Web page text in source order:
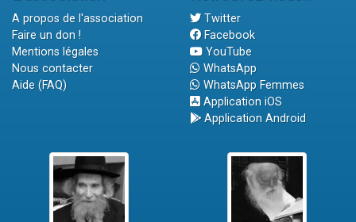
A propos de l'association
Faire un don !
Mentions légales
Nous contacter
Aide (FAQ)
Twitter
Facebook
YouTube
WhatsApp
WhatsApp Femmes
Application iOS
Application Android